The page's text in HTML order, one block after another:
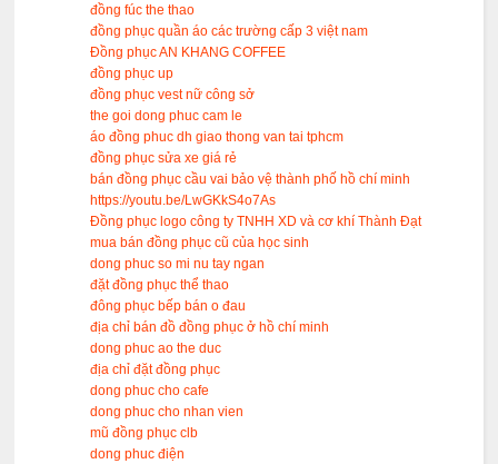
đồng fúc the thao
đồng phục quần áo các trường cấp 3 việt nam
Đồng phục AN KHANG COFFEE
đồng phục up
đồng phục vest nữ công sở
the goi dong phuc cam le
áo đồng phuc dh giao thong van tai tphcm
đồng phục sửa xe giá rẻ
bán đồng phục cầu vai bảo vệ thành phố hồ chí minh
https://youtu.be/LwGKkS4o7As
Đồng phục logo công ty TNHH XD và cơ khí Thành Đạt
mua bán đồng phục cũ của học sinh
dong phuc so mi nu tay ngan
đặt đồng phục thể thao
đông phục bếp bán o đau
địa chỉ bán đồ đồng phục ở hồ chí minh
dong phuc ao the duc
địa chỉ đặt đồng phục
dong phuc cho cafe
dong phuc cho nhan vien
mũ đồng phục clb
dong phuc điện